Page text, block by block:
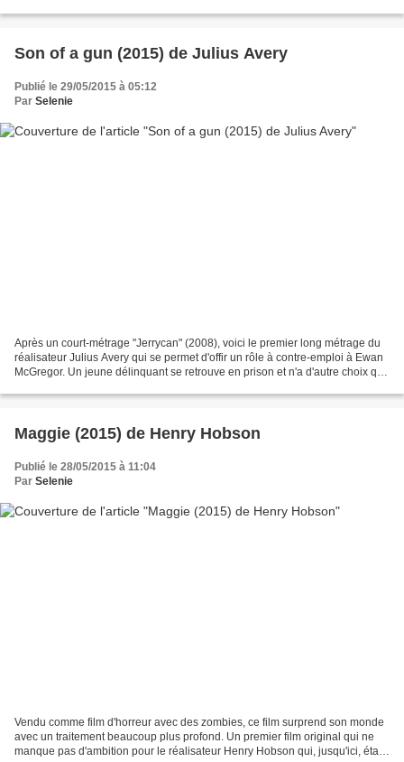
Son of a gun (2015) de Julius Avery
Publié le 29/05/2015 à 05:12
Par Selenie
Après un court-métrage "Jerrycan" (2008), voici le premier long métrage du
réalisateur Julius Avery qui se permet d'offir un rôle à contre-emploi à Ewan
McGregor. Un jeune délinquant se retrouve en prison et n'a d'autre choix que
Maggie (2015) de Henry Hobson
Publié le 28/05/2015 à 11:04
Par Selenie
Vendu comme film d'horreur avec des zombies, ce film surprend son monde
avec un traitement beaucoup plus profond. Un premier film original qui ne
manque pas d'ambition pour le réalisateur Henry Hobson qui, jusqu'ici, était